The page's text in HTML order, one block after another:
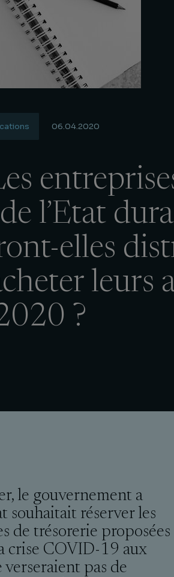
06.04.2020
l’Etat
elles
leurs
?
le gouvernement a
souhaitait réserver les
de trésorerie proposées
crise COVID-19 aux
pas de